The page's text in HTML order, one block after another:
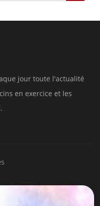
jour toute l'actualité
en exercice et les